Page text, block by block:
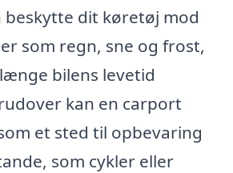
beskytte dit køretøj mod
som regn, sne og frost,
bilens levetid
kan en carport
et sted til opbevaring
som cykler eller